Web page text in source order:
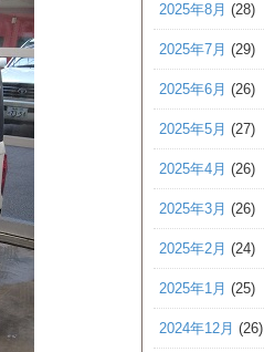
2025年8月 (28)
2025年7月 (29)
2025年6月 (26)
2025年5月 (27)
2025年4月 (26)
2025年3月 (26)
2025年2月 (24)
2025年1月 (25)
2024年12月 (26)